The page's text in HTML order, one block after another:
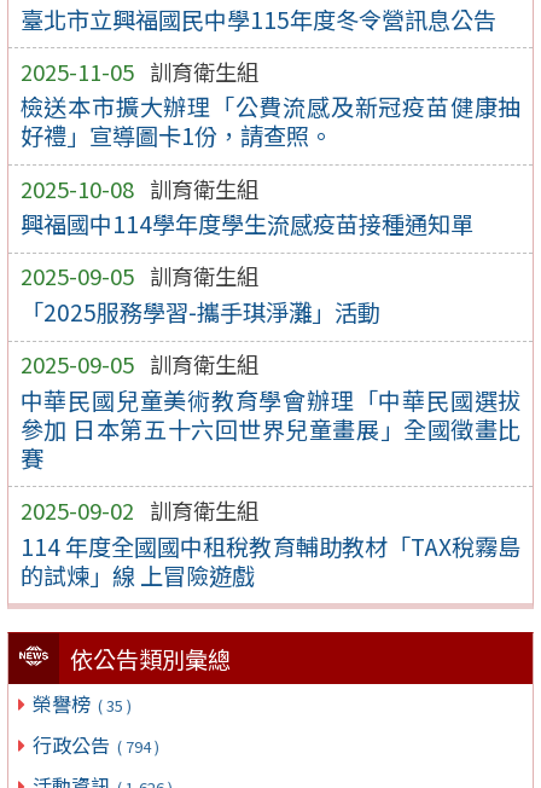
臺北市立興福國民中學115年度冬令營訊息公告
2025-11-05 訓育衛生組
檢送本市擴大辦理「公費流感及新冠疫苗健康抽
好禮」宣導圖卡1份，請查照。
2025-10-08 訓育衛生組
興福國中114學年度學生流感疫苗接種通知單
2025-09-05 訓育衛生組
「2025服務學習-攜手琪淨灘」活動
2025-09-05 訓育衛生組
中華民國兒童美術教育學會辦理「中華民國選拔
參加 日本第五十六回世界兒童畫展」全國徵畫比
賽
2025-09-02 訓育衛生組
114 年度全國國中租稅教育輔助教材「TAX稅霧島
的試煉」線 上冒險遊戲
依公告類別彙總
榮譽榜 ( 35 )
行政公告 ( 794 )